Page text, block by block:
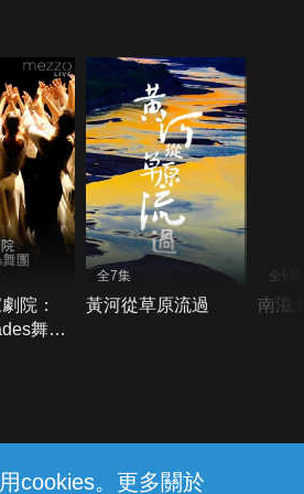
cookies。更多關於
院：
舞團-
全7集
黃河從草原流過
全6集
南滋